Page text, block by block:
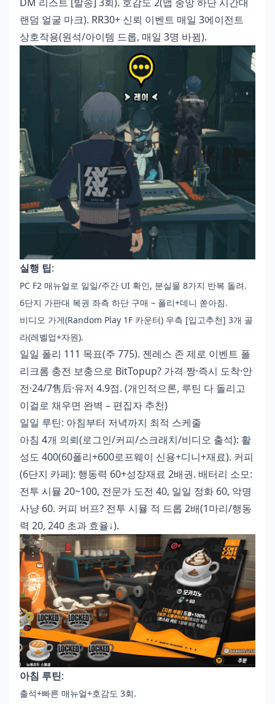
랜덤 얼굴 마크). RR30+ 신뢰 이벤트 매일 3에이전트
상호작용(원석/아이템 드롭, 매일 3명 바뀜).
실행 팁:
PC F2 매뉴얼로 일일/주간 UI 확인, 분실물 8가지 반복 돌려.
6단지 가판대 복권 좌측 하단 구매 – 폴리+데니 쏟아짐.
비디오 가게(Random Play 1F 카운터) 우측 [입고추천] 3개 골
라(레벨업+자원).
일일 폴리 111 목표(주 775). 젠레스 존 제로 이벤트 폴
리크롬 충전 보충으로 BitTopup? 가격 짱·즉시 도착·안
전·24/7售后·유저 4.9점. (개인적으론, 루틴 다 돌리고
이걸로 채우면 완벽 – 편집자 추천)
일일 루틴: 아침부터 저녁까지 최적 스케줄
아침 4개 의뢰(로그인/커피/스크래치/비디오 출석): 활
성도 400(60폴리+600로프웨이 신용+디니+재료). 커피
(6단지 카페): 행동력 60+성장재료 2배권. 배터리 소모:
전투 시뮬 20~100, 전문가 도전 40, 일일 정화 60, 악명
사냥 60. 커피 버프? 전투 시뮬 적 드롭 2배(1마리/행동
력 20, 240 초과 효율↓).
아침 루틴:
출석+빠른 매뉴얼+호감도 3회.